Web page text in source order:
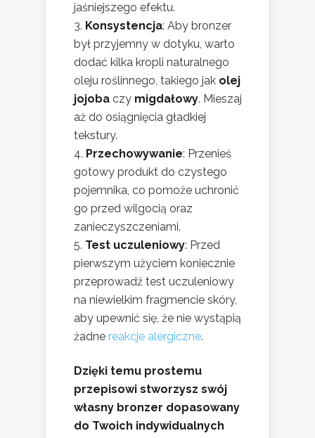
jaśniejszego efektu.
Konsystencja: Aby bronzer
był przyjemny w dotyku, warto
dodać kilka kropli naturalnego
oleju roślinnego, takiego jak olej
jojoba czy migdałowy. Mieszaj
aż do osiągnięcia gładkiej
tekstury.
Przechowywanie: Przenieś
gotowy produkt do czystego
pojemnika, co pomoże uchronić
go przed wilgocią oraz
zanieczyszczeniami.
Test uczuleniowy: Przed
pierwszym użyciem koniecznie
przeprowadź test uczuleniowy
na niewielkim fragmencie skóry,
aby upewnić się, że nie wystąpią
żadne reakcje alergiczne.
Dzięki temu prostemu
przepisowi stworzysz swój
własny bronzer dopasowany
do Twoich indywidualnych